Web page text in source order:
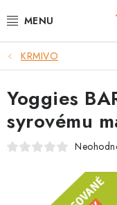
na
POTŘEBY PRO PSY
TAMI PŘEPRAVNÍ
SPORT SE PSEM
KRMIVO
Yoggies
syrovému